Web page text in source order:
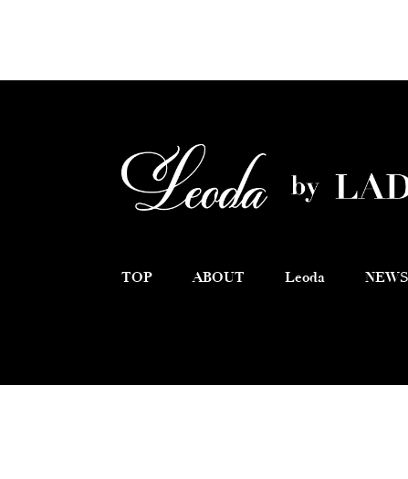
TOP ABOUT Leoda NEWS